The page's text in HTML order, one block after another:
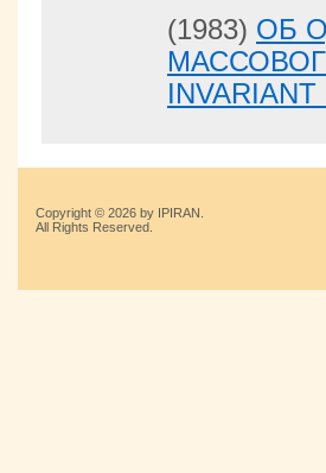
(1983) ОБ
Copyright © 2026 by IPIRAN.
All Rights Reserved.